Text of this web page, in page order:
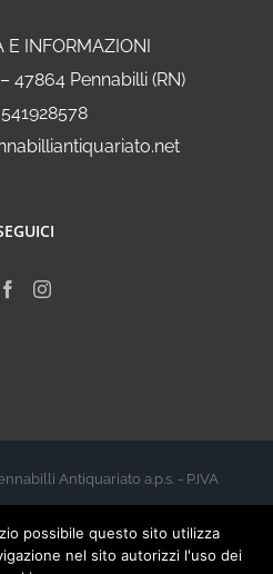
E INFORMAZIONI
47864 Pennabilli (RN)
Antiquariato a.p.s. - P.IVA
possibile questo sito utilizza
nel sito autorizzi l'uso dei